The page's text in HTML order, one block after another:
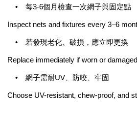
• 每3-6個月檢查一次網子與固定點
Inspect nets and fixtures every 3–6
• 若發現老化、破損，應立即更換
Replace immediately if worn or damaged
• 網子需耐UV、防咬、牢固
Choose UV-resistant, chew-proof, and